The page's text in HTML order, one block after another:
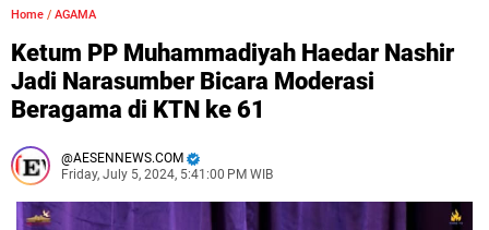
Home / AGAMA
Ketum PP Muhammadiyah Haedar Nashir
Jadi Narasumber Bicara Moderasi
Beragama di KTN ke 61
AESENNEWS.COM
Friday, July 5, 2024, 5:41:00 PM WIB